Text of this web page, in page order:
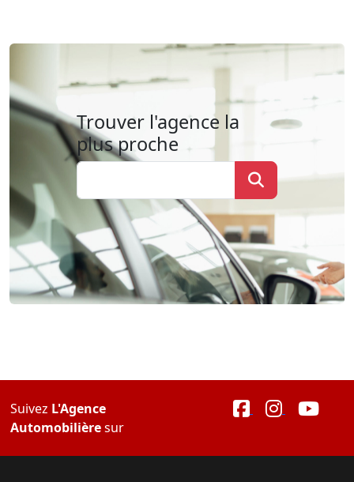
Trouver l'agence la
plus proche
Suivez L'Agence
Automobilièresur